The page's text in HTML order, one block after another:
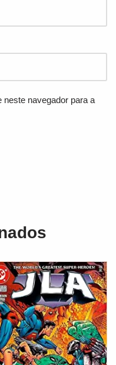
neste navegador para a